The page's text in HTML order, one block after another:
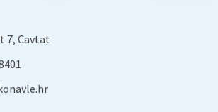
7, Cavtat